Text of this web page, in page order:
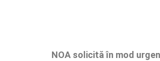
NOA solicită în mod